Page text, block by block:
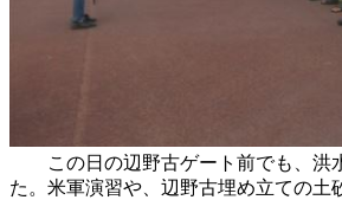
この日の辺野古ゲート前でも、洪
た。米軍演習や、辺野古埋め立ての土